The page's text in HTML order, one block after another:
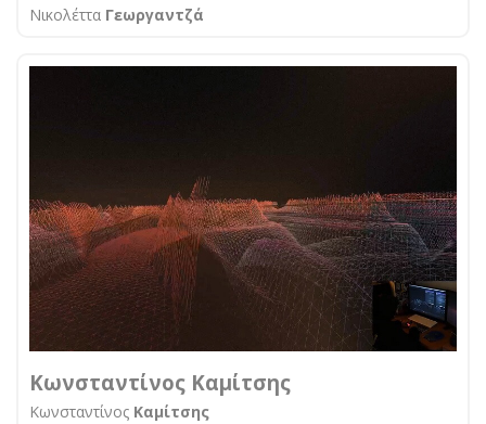
Νικολέττα Γεωργαντζά
Κωνσταντίνος Καμίτσης
Κωνσταντίνος Καμίτσης